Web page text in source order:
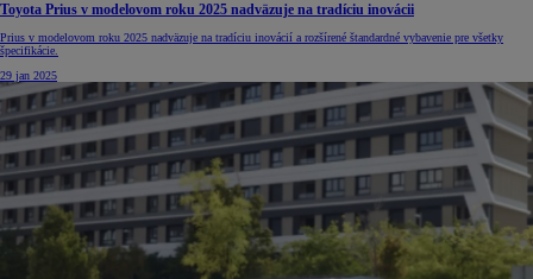
Toyota Prius v modelovom roku 2025 nadväzuje na tradíciu inovácii
Prius v modelovom roku 2025 nadväzuje na tradíciu inovácií a rozšírené štandardné vybavenie pre všetky
špecifikácie.
29 jan 2025